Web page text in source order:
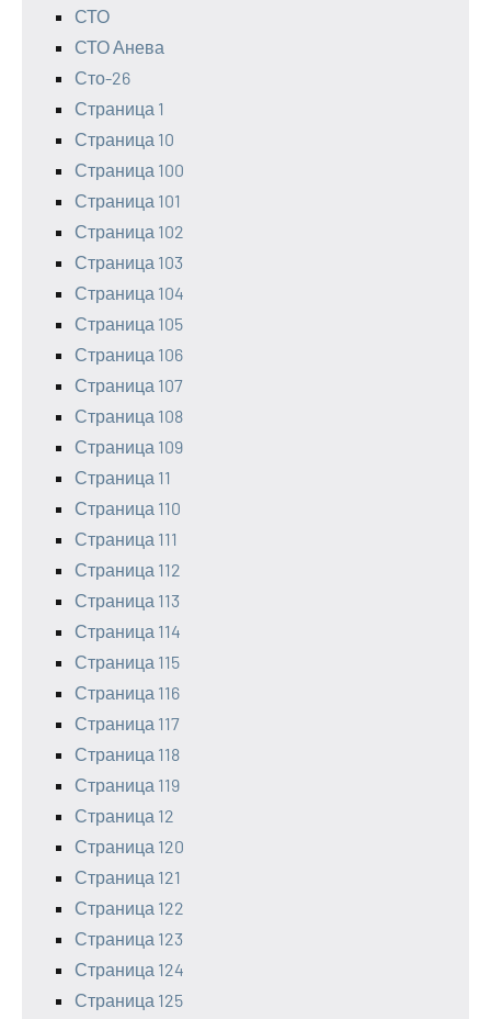
СТО
СТО Анева
Сто-26
Страница 1
Страница 10
Страница 100
Страница 101
Страница 102
Страница 103
Страница 104
Страница 105
Страница 106
Страница 107
Страница 108
Страница 109
Страница 11
Страница 110
Страница 111
Страница 112
Страница 113
Страница 114
Страница 115
Страница 116
Страница 117
Страница 118
Страница 119
Страница 12
Страница 120
Страница 121
Страница 122
Страница 123
Страница 124
Страница 125